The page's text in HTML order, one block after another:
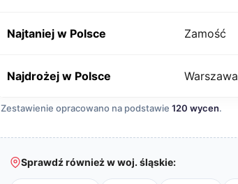
Najtaniej w Polsce Zamość
Najdrożej w Polsce Warszawa
Zestawienie opracowano na podstawie 120 wycen.
Sprawdź również w woj. śląskie: